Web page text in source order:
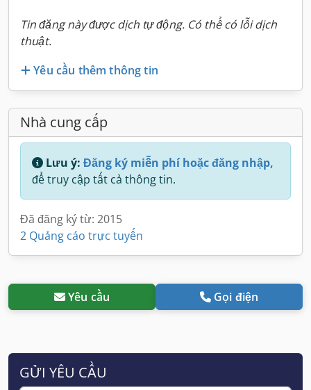
Tin đăng này được dịch tự động. Có thể có lỗi dịch
thuật.
Yêu cầu thêm thông tin
Nhà cung cấp
Lưu ý: Đăng ký miễn phí hoặc đăng nhập,
để truy cập tất cả thông tin.
Đã đăng ký từ: 2015
2 Quảng cáo trực tuyến
Yêu cầu Gọi điện
GỬI YÊU CẦU